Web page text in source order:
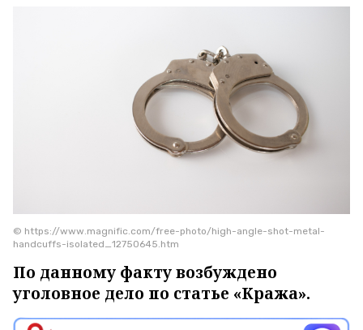
© https://www.magnific.com/free-photo/high-angle-shot-metal-
handcuffs-isolated_12750645.htm
По данному факту возбуждено
уголовное дело по статье «Кража».